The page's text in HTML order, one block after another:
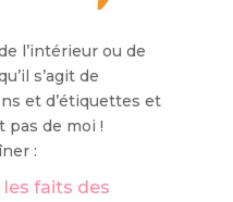
l’intérieur ou de
s’agit de
et d’étiquettes et
pas de moi !
:
faits des